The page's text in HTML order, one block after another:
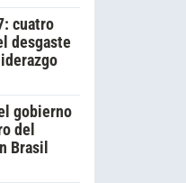
cuatro
desgaste
gobierno
del
Brasil